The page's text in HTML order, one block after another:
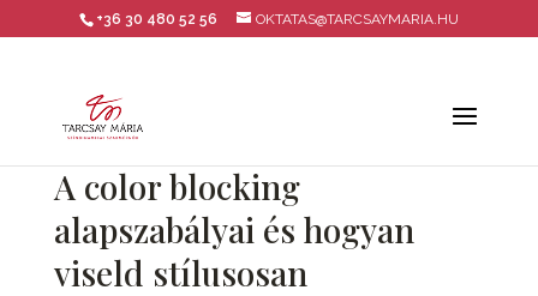
+36 30 480 52 56 OKTATAS@TARCSAYMARIA.HU
A color blocking
alapszabályai és hogyan
viseld stílusosan